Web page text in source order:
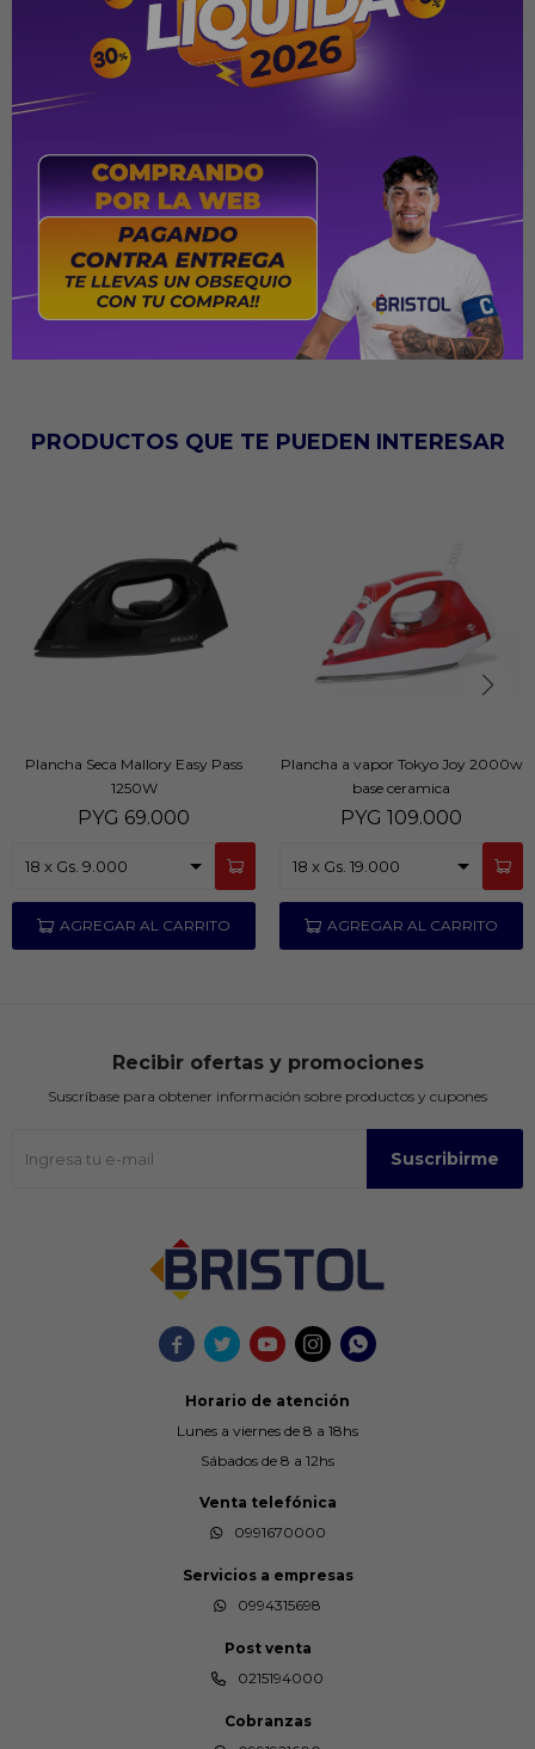
Tipo: Plancha a vapor
Potencia: 1400 W
Funciones: Vapor y seco (2 en 1)
Gatillo de vapor: Sí
Protector de botones: Sí
Cable giratorio: 360°
PRODUCTOS QUE TE PUEDEN INTERESAR
Plancha Seca Mallory Easy Pass
1250W
PYG 69.000
Plancha a vapor Tokyo Joy 2000w
base ceramica
PYG 109.000
    
Horario de atención
Lunes a viernes de 8 a 18hs
Sábados de 8 a 12hs
Venta telefónica
0991670000
Servicios a empresas
0994315698
Post venta
0215194000
Cobranzas
Recibir ofertas y promociones
Suscríbase para obtener información sobre productos y cupones
Suscribirme